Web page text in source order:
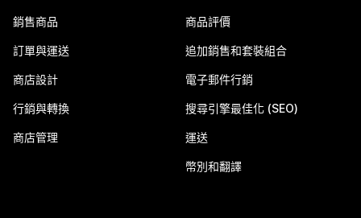
銷售商品
訂單與運送
商店設計
行銷與轉換
商店管理
商品評價
追加銷售和套裝組合
電子郵件行銷
搜尋引擎最佳化 (SEO)
運送
幣別和翻譯